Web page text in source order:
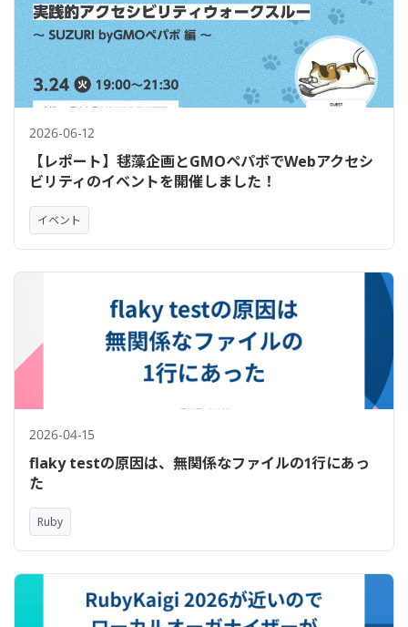
2026-06-12
【レポート】毬藻企画とGMOペパボでWebアクセシ
ビリティのイベントを開催しました！
イベント
2026-04-15
flaky testの原因は、無関係なファイルの1行にあっ
た
Ruby